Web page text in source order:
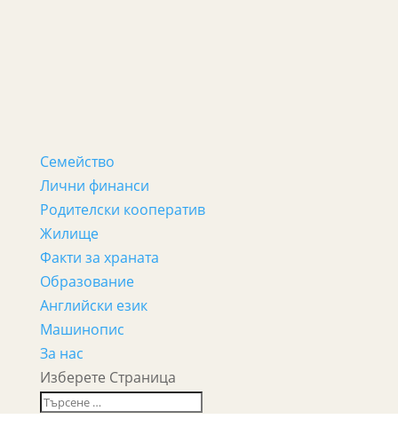
Семейство
Лични финанси
Родителски кооператив
Жилище
Факти за храната
Образование
Английски език
Машинопис
За нас
Изберете Страница